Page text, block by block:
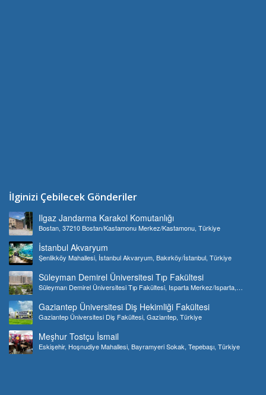
İlginizi Çebilecek Gönderiler
Ilgaz Jandarma Karakol Komutanlığı
Bostan, 37210 Bostan/Kastamonu Merkez/Kastamonu, Türkiye
İstanbul Akvaryum
Şenlikköy Mahallesi, İstanbul Akvaryum, Bakırköy/İstanbul, Türkiye
Süleyman Demirel Üniversitesi Tıp Fakültesi
Süleyman Demirel Üniversitesi Tıp Fakültesi, Isparta Merkez/Isparta,
Gaziantep Üniversitesi Diş Hekimliği Fakültesi
Gaziantep Üniversitesi Diş Fakültesi, Gaziantep, Türkiye
Meşhur Tostçu İsmail
Eskişehir, Hoşnudiye Mahallesi, Bayramyeri Sokak, Tepebaşı, Türkiye